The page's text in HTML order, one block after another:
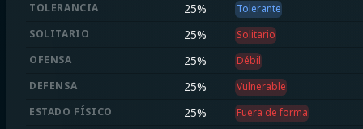
TOLERANCIA
25%
Tolerante
SOLITARIO
25%
Solitario
OFENSA
25%
Débil
DEFENSA
25%
Vulnerable
ESTADO FÍSICO
25% Fuera de forma